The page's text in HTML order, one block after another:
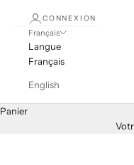
CONNEXION
Français
Langue
Français
English
Panier